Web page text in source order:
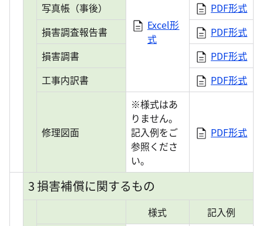
Excel形
式
写真帳（事後）
PDF形式
損害調査報告書
PDF形式
損害調書
PDF形式
工事内訳書
PDF形式
修理図面
※様式はあ
りません。
記入例をご
参照くださ
い。
PDF形式
3 損害補償に関するもの
様式 記入例